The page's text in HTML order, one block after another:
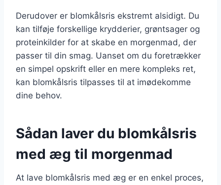
Derudover er blomkålsris ekstremt alsidigt. Du
kan tilføje forskellige krydderier, grøntsager og
proteinkilder for at skabe en morgenmad, der
passer til din smag. Uanset om du foretrækker
en simpel opskrift eller en mere kompleks ret,
kan blomkålsris tilpasses til at imødekomme
dine behov.
Sådan laver du blomkålsris
med æg til morgenmad
At lave blomkålsris med æg er en enkel proces,